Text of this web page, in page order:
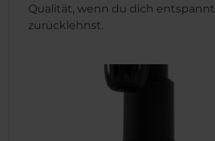
Qualität, wenn du dich entspannt
zurücklehnst.